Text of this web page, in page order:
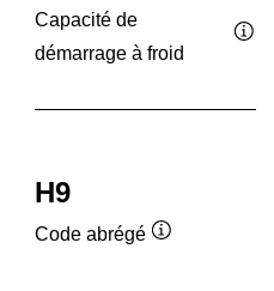
Capacité de
démarrage à froid
H9
Code abrégé